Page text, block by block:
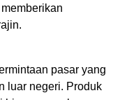
pasar yang
luar negeri. Produk